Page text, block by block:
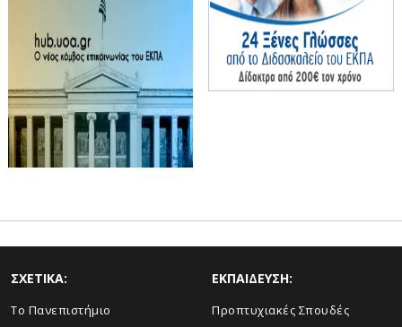
ΣΧΕΤΙΚΑ:
Το Πανεπιστήμιο
ΕΚΠΑΙΔΕΥΣΗ:
Προπτυχιακές Σπουδές